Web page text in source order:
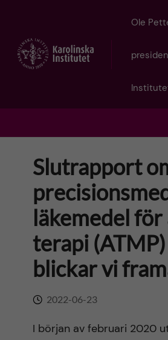
t
Ole
Slutrapport
läkemedel för
terapi
blickar vi
2022-06-23
I början av februari 2020